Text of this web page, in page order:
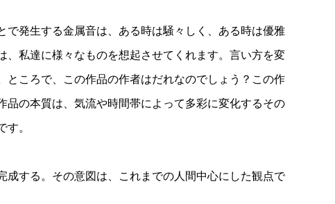
発生する金属音は、ある時は騒々しく、ある時は優雅
私達に様々なものを想起させてくれます。言い方を変
ころで、この作品の作者はだれなのでしょう？この作
の本質は、気流や時間帯によって多彩に変化するその
。
する。その意図は、これまでの人間中心にした観点で